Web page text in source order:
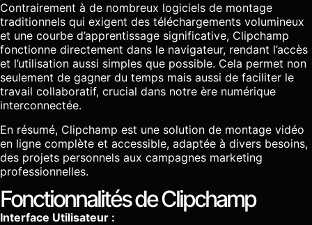
Contrairement à de nombreux logiciels de montage
traditionnels qui exigent des téléchargements volumineux
et une courbe d’apprentissage significative, Clipchamp
fonctionne directement dans le navigateur, rendant l’accès
et l’utilisation aussi simples que possible. Cela permet non
seulement de gagner du temps mais aussi de faciliter le
travail collaboratif, crucial dans notre ère numérique
interconnectée.
En résumé, Clipchamp est une solution de montage vidéo
en ligne complète et accessible, adaptée à divers besoins,
des projets personnels aux campagnes marketing
professionnelles.
Fonctionnalités de Clipchamp
Interface Utilisateur :